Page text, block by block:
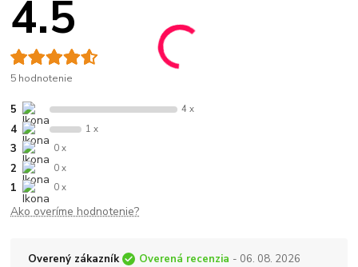
4.5
5 hodnotenie
5 4 x
4 1 x
3 0 x
2 0 x
1 0 x
Ako overíme hodnotenie?
Overený zákazník Overená recenzia - 06. 08. 2026